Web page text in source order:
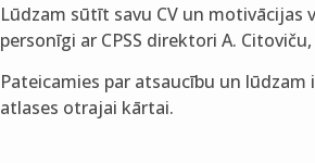
Lūdzam sūtīt savu CV un motivācijas
personīgi ar CPSS direktori A.
Pateicamies par atsaucību un
atlases otrajai kārtai.